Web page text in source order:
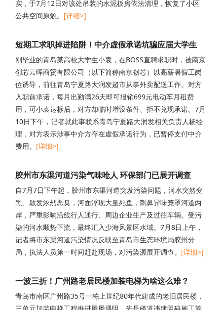
实，于7月12日对该处吊装的水泥板房依法清理，恢复了小区
公共空间原貌。 [详细>]
短期工求职掉进陷阱！中介虚假承诺坑骗应届大学生
刚毕业的青岛某高校大学生小袁，在BOSS直聘求职时，被南京
创芯云晖商贸有限公司（以下简称南京创芯）以高薪暑假工岗
位诱导，前往青岛宁夏路大润发超市从事外卖配送工作。对方
入职前承诺，每月出勤满26天即可报销699元电动车月租费
用，可小袁达标后，对方却临时增设条件、拒不兑现承诺。7月
10日下午，记者就此事联系青岛宁夏路大润发相关负责人杨经
理，对方表示涉事中介方存在虚假承诺行为，已暂停支付中介
费用。 [详细>]
胶州市东渠河道污染气味呛人 环保部门已展开调查
自7月7日下午起，胶州市东渠河道突发污染问题，河水突然变
黑、散发浓烈恶臭，河面浮现大量死鱼，刺鼻异味笼罩河道两
岸，严重影响沿线行人通行、周边企业生产及过往车辆。受污
染的河水顺势下流，最终汇入少海风景区水域。7月8日上午，
记者将市东渠河道污染情况反映至青岛市生态环境局胶州分
局，执法人员第一时间赶赴现场，对污染源展开调查。 [详细>]
一波三折！广州路老居民楼加装电梯为啥这么难？
青岛市南区广州路35号一栋上世纪80年代建成的老旧居民楼，